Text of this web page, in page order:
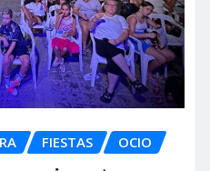
FIESTAS OCIO